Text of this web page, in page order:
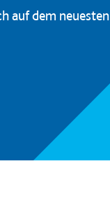
auf dem neuesten